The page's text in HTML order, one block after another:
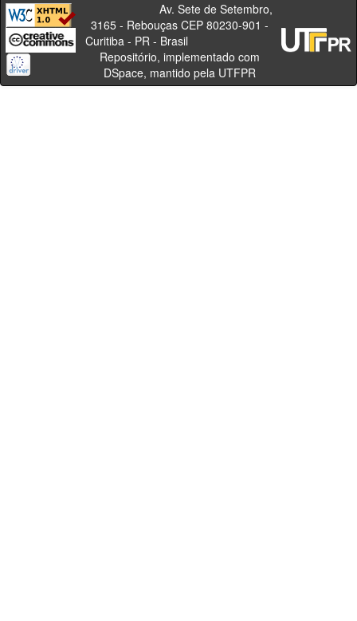
Av. Sete de Setembro,
3165 - Rebouças CEP 80230-901 -
Curitiba - PR - Brasil
Repositório, implementado com
DSpace, mantido pela UTFPR